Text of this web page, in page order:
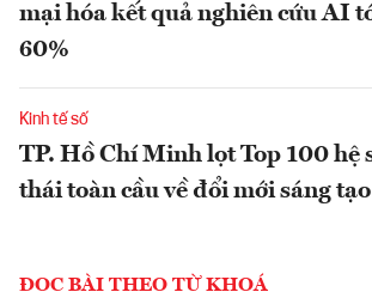
mại hóa kết quả nghiên cứu AI
60%
Kinh tế số
TP. Hồ Chí Minh lọt Top 100 hệ
thái toàn cầu về đổi mới sáng tạo
ĐỌC BÀI THEO TỪ KHOÁ